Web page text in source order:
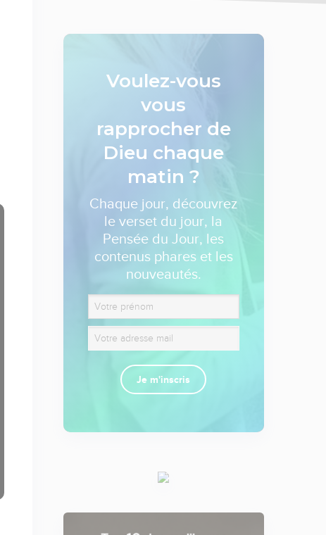
Voulez-vous
vous
rapprocher de
Dieu chaque
matin ?
Chaque jour, découvrez
le verset du jour, la
Pensée du Jour, les
contenus phares et les
nouveautés.
Je m'inscris